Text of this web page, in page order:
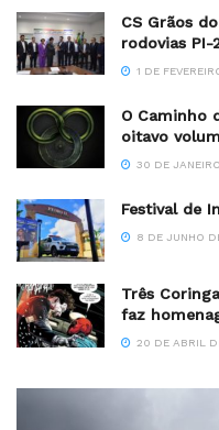
CS Grãos
rodovias PI-
1 DE
O Caminho
oitavo
30 DE
Festival de
8 DE JUNHO
Três
faz
20 DE ABRIL